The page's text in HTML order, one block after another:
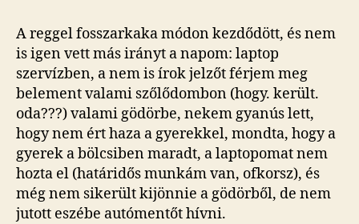
A reggel fosszarkaka módon kezdődött, és nem
is igen vett más irányt a napom: laptop
szervízben, a nem is írok jelzőt férjem meg
belement valami szőlődombon (hogy. került.
oda???) valami gödörbe, nekem gyanús lett,
hogy nem ért haza a gyerekkel, mondta, hogy a
gyerek a bölcsiben maradt, a laptopomat nem
hozta el (határidős munkám van, ofkorsz), és
még nem sikerült kijönnie a gödörből, de nem
jutott eszébe autómentőt hívni.